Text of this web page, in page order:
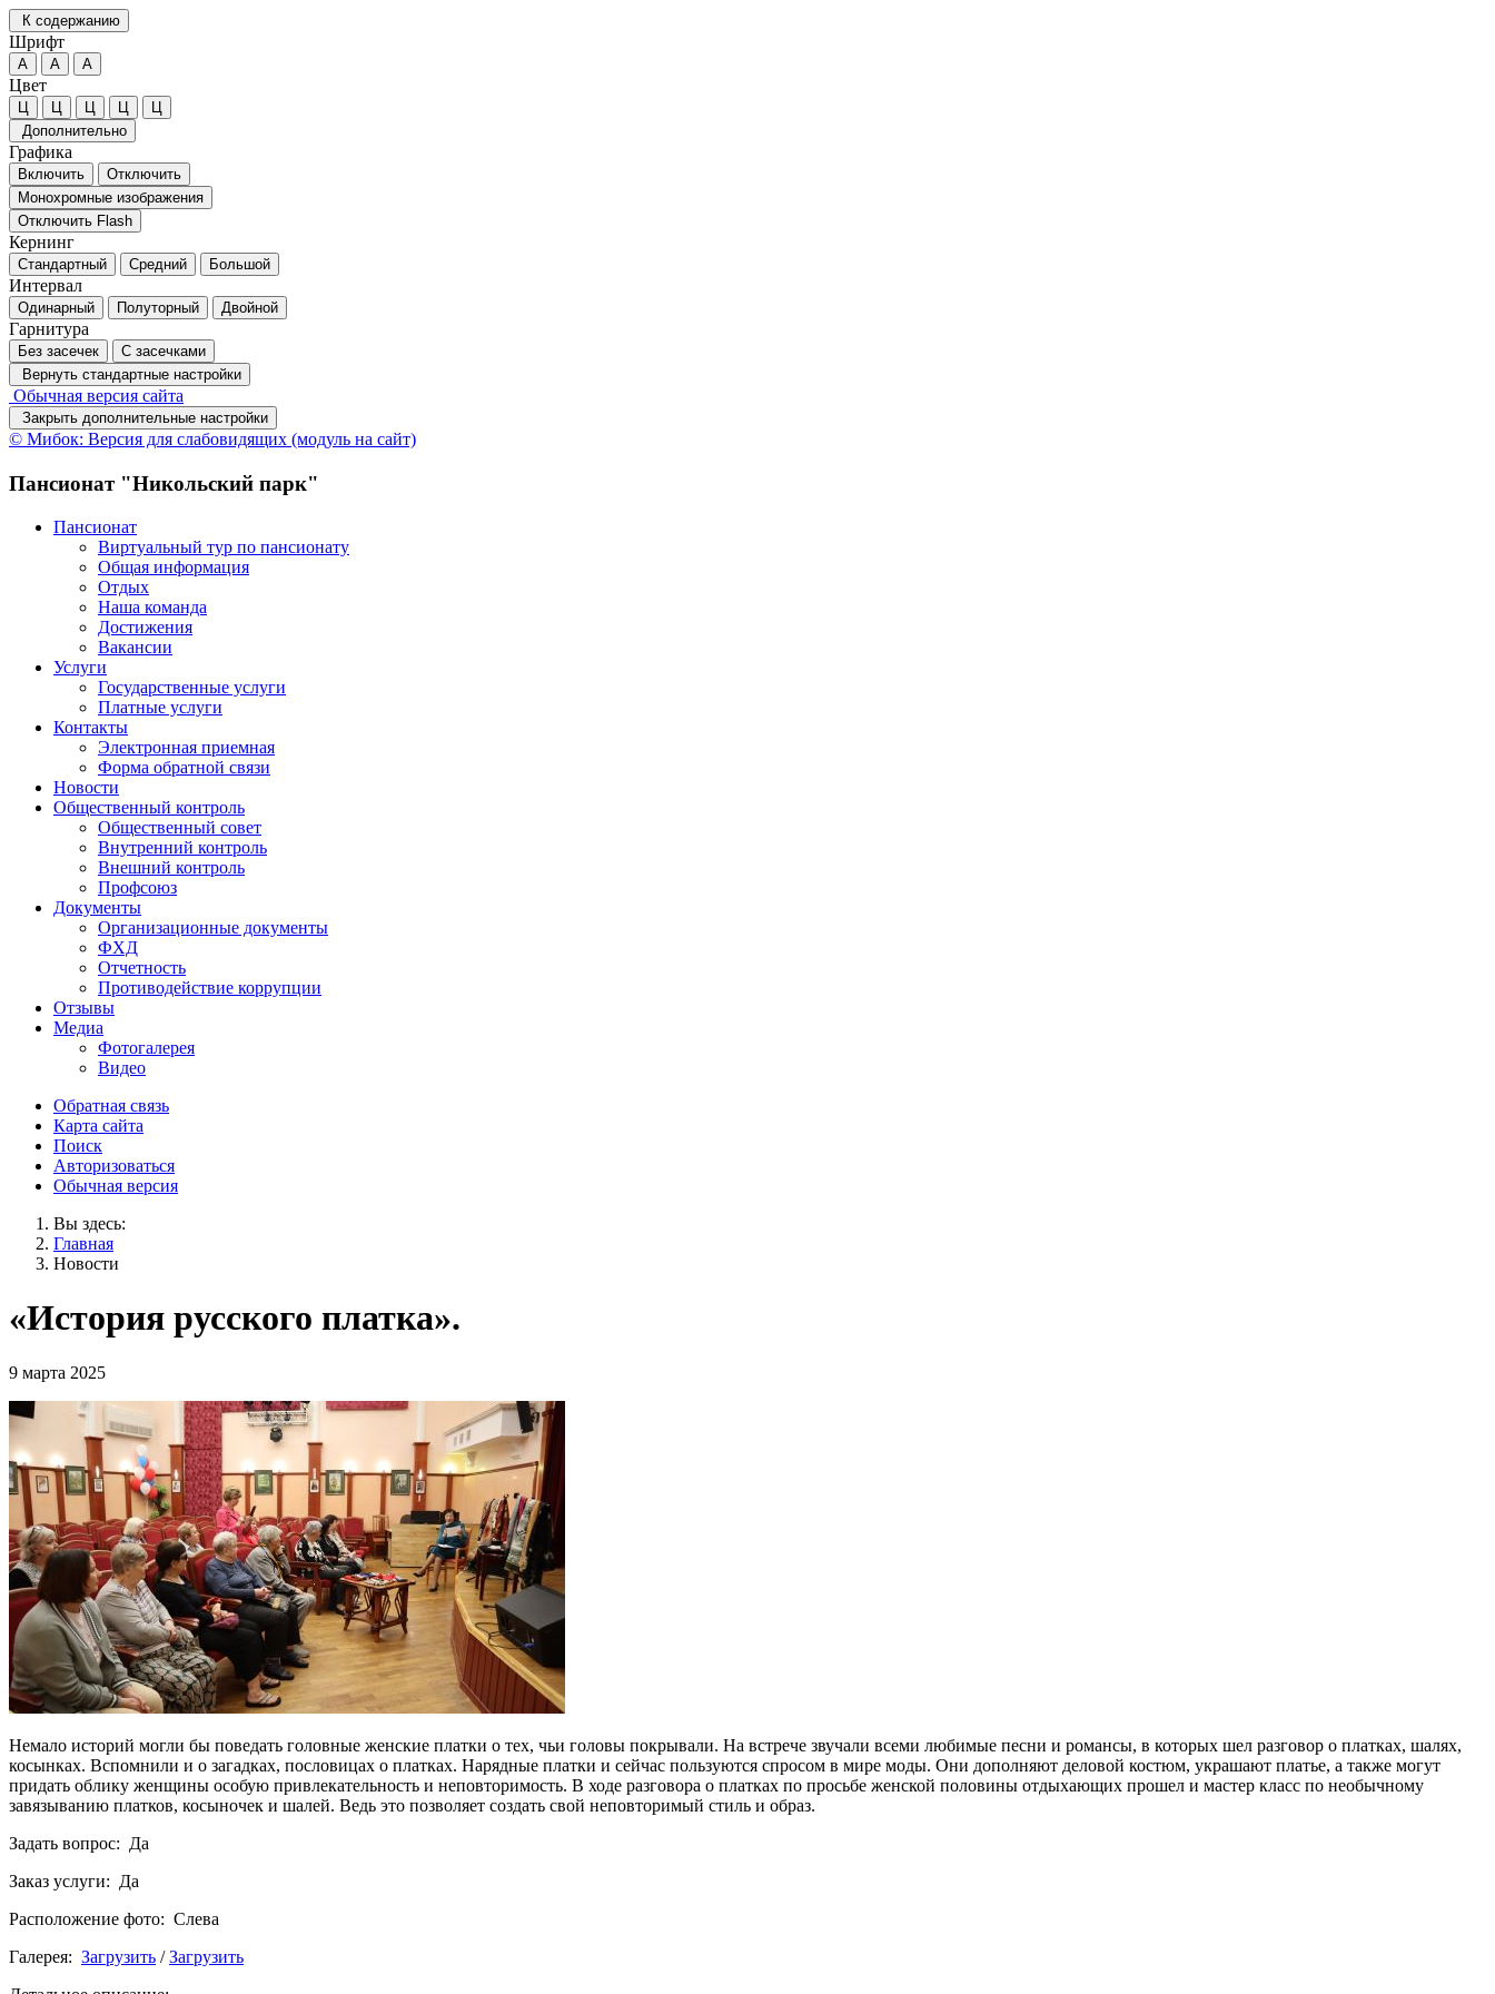
К содержанию
Шрифт
А А А
Цвет
Ц Ц Ц Ц
Ц
Дополнительно
Графика
Включить
Отключить
Монохромные изображения
Отключить Flash
Кернинг
Стандартный Средний Большой
Интервал
Одинарный Полуторный Двойной
Гарнитура
Без засечек
С засечками
Вернуть стандартные настройки
Обычная версия сайта
Закрыть дополнительные настройки
© Мибок: Версия для слабовидящих (модуль на сайт)
Пансионат "Никольский парк"
Пансионат
Виртуальный тур по пансионату
Общая информация
Отдых
Наша команда
Достижения
Вакансии
Услуги
Государственные услуги
Платные услуги
Контакты
Электронная приемная
Форма обратной связи
Новости
Общественный контроль
Общественный совет
Внутренний контроль
Внешний контроль
Профсоюз
Документы
Организационные документы
ФХД
Отчетность
Противодействие коррупции
Отзывы
Медиа
Фотогалерея
Видео
Обратная связь
Карта сайта
Поиск
Авторизоваться
Обычная версия
Вы здесь:
Главная
Новости
«История русского платка».
9 марта 2025
Немало историй могли бы поведать головные женские платки о тех, чьи головы покрывали. На встрече звучали всеми любимые песни и романсы, в которых шел разговор о платках, шалях,
косынках. Вспомнили и о загадках, пословицах о платках. Нарядные платки и сейчас пользуются спросом в мире моды. Они дополняют деловой костюм, украшают платье, а также могут
придать облику женщины особую привлекательность и неповторимость. В ходе разговора о платках по просьбе женской половины отдыхающих прошел и мастер класс по необычному
завязыванию платков, косыночек и шалей. Ведь это позволяет создать свой неповторимый стиль и образ.
Задать вопрос: Да
Заказ услуги: Да
Расположение фото: Слева
Галерея: Загрузить /Загрузить